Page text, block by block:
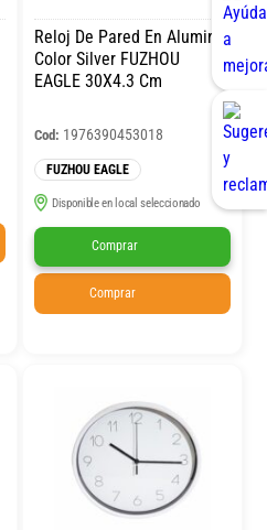
Reloj De Pared En Aluminio
Color Silver FUZHOU
EAGLE 30X4.3 Cm
Cod: 1976390453018
FUZHOU EAGLE
Disponible en local seleccionado
Comprar
Comprar